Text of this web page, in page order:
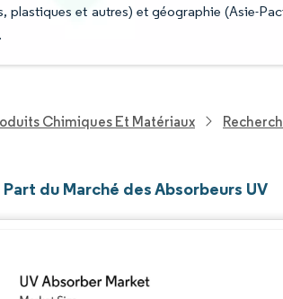
plastiques et autres) et géographie (Asie-
Chimiques Et Matériaux
du Marché des Absorbeurs UV